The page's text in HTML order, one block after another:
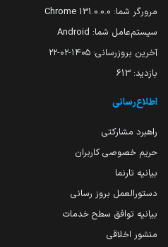
مرورگر شما: 131.0.0.0 Chrome
سیستم‌عامل شما: Android
آخرین بروزرسانی: ۱۴۰۵-۰۲-۲۲
بازدید: 613
اطلاع‌رسانی
راهبرد مشارکتی
حریم خصوصی کاربران
بیانیه تارنما
دستورالعمل بروز رسانی
بیانیه توافق سطح خدمات
منشور اخلاقی